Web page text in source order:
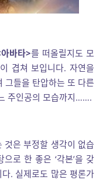
바타>를 떠올릴지도 모
겹쳐 보입니다. 자연을
그들을 탄압하는 또 다른
주인공의 모습까지…….
은 부정할 생각이 없습
로 한 좋은 ‘각본’을 갖
. 실제로도 많은 평론가